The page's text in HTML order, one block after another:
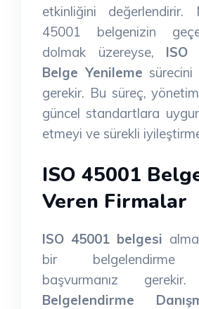
etkinliğini değerlendirir.
45001 belgenizin
dolmak üzereyse, ISO
Belge Yenileme sürecini
gerekir. Bu süreç,
güncel standartlara
etmeyi ve sürekli
ISO 45001
Veren Firmalar
ISO 45001 belgesi
bir belgelendirme
başvurmanız
Belgelendirme